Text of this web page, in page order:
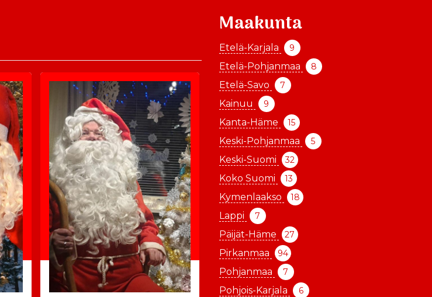
Maakunta
Etelä-Karjala 9
Etelä-Pohjanmaa 8
Etelä-Savo 7
Kainuu 9
Kanta-Häme 15
Keski-Pohjanmaa 5
Keski-Suomi 32
Koko Suomi 13
Kymenlaakso 18
Lappi 7
Päijät-Häme 27
Pirkanmaa 94
Pohjanmaa 7
Pohjois-Karjala 6